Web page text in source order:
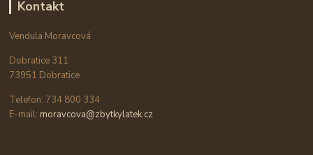
Kontakt
Vendula Moravcová
Dobratice 311
73951 Dobratice
Telefon: 734 800 334
E-mail: moravcova@zbytkylatek.cz